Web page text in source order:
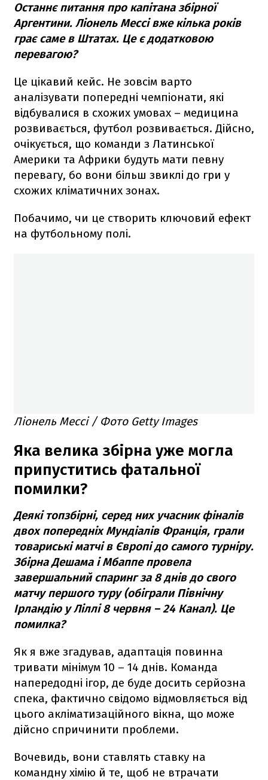
Останнє питання про капітана збірної
Аргентини. Ліонель Мессі вже кілька років
грає саме в Штатах. Це є додатковою
перевагою?
Це цікавий кейс. Не зовсім варто
аналізувати попередні чемпіонати, які
відбувалися в схожих умовах – медицина
розвивається, футбол розвивається. Дійсно,
очікується, що команди з Латинської
Америки та Африки будуть мати певну
перевагу, бо вони більш звиклі до гри у
схожих кліматичних зонах.
Побачимо, чи це створить ключовий ефект
на футбольному полі.
Ліонель Мессі / Фото Getty Images
Яка велика збірна уже могла
припуститись фатальної
помилки?
Деякі топзбірні, серед них учасник фіналів
двох попередніх Мундіалів Франція, грали
товариські матчі в Європі до самого турніру.
Збірна Дешама і Мбаппе провела
завершальний спаринг за 8 днів до свого
матчу першого туру (обіграли Північну
Ірландію у Ліллі 8 червня – 24 Канал). Це
помилка?
Як я вже згадував, адаптація повинна
тривати мінімум 10 – 14 днів. Команда
напередодні ігор, де буде досить серйозна
спека, фактично свідомо відмовляється від
цього акліматизаційного вікна, що може
дійсно спричинити проблеми.
Вочевидь, вони ставлять ставку на
командну хімію й те, щоб не втрачати